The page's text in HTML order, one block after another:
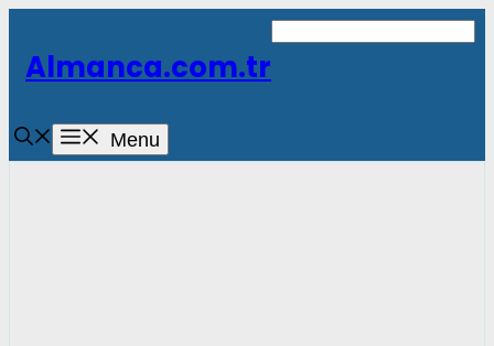
Almanca.com.tr
Menu